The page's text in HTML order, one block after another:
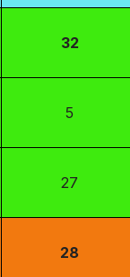
32
5
27
28